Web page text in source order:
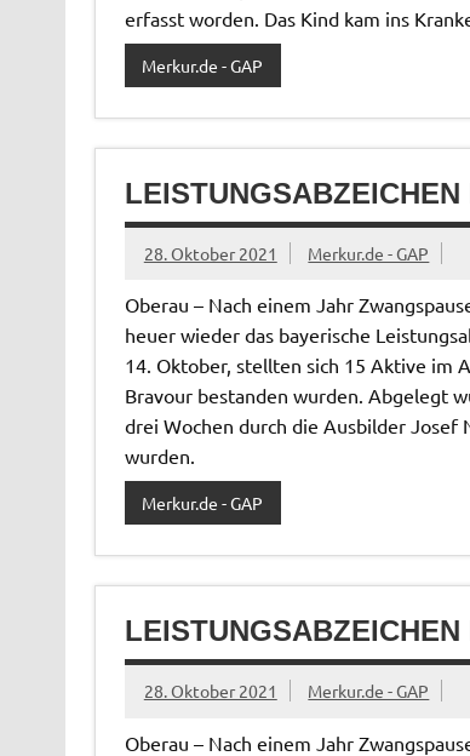
erfasst worden. Das Kind kam ins
Merkur.de - GAP
28. Oktober 2021 Merkur.de - GAP
Oberau – Nach einem Jahr
heuer wieder das bayerische
14. Oktober, stellten sich 15 Aktive im
Bravour bestanden wurden. Abgelegt
drei Wochen durch die Ausbilder Josef
wurden.
Merkur.de - GAP
28. Oktober 2021 Merkur.de - GAP
Oberau – Nach einem Jahr